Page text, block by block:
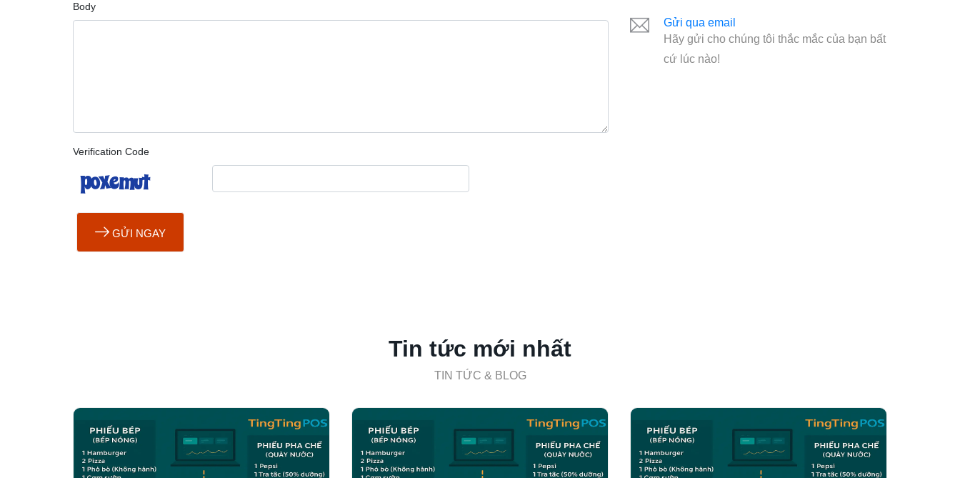
Body
Verification Code
GỬI NGAY
Gửi qua email
Hãy gửi cho chúng tôi thắc mắc của bạn bất
cứ lúc nào!
Tin tức mới nhất
TIN TỨC & BLOG